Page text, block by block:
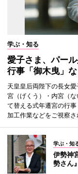
学ぶ・知る
愛子さま、パー
行事「御木曳」
天皇皇后両陛下の長女
宮（げくう）・内宮（
て替える式年遷宮の行
加工作業などをご視察さ
学ぶ・知
伊勢神
勢さん